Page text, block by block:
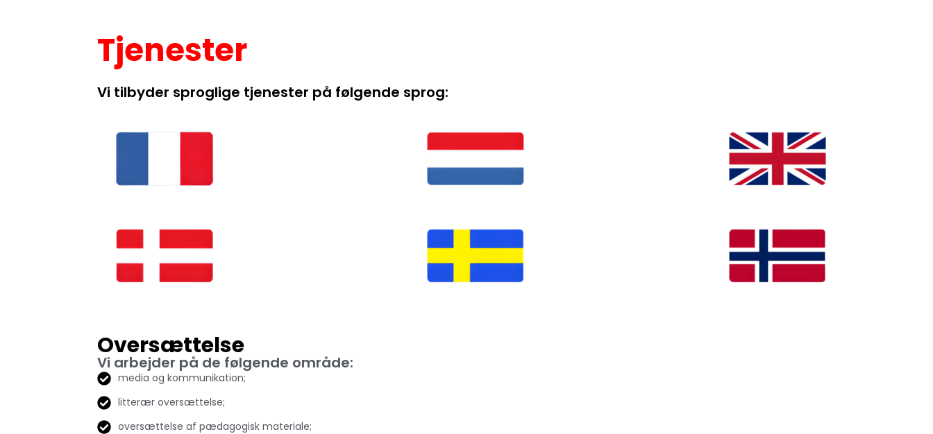
Tjenester
Vi tilbyder sproglige tjenester på følgende sprog:
Oversættelse
Vi arbejder på de følgende område:
media og kommunikation;
litterær oversættelse;
oversættelse af pædagogisk materiale;